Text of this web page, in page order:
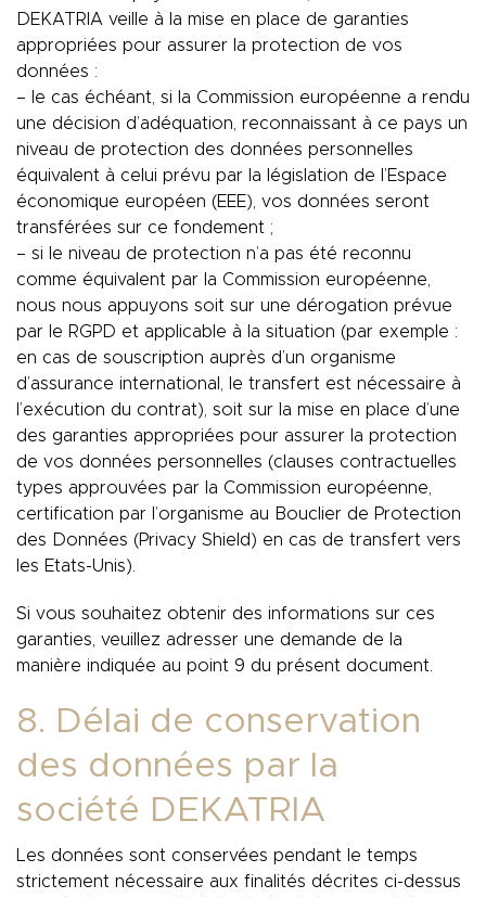
DEKATRIA veille à la mise en place de garanties
appropriées pour assurer la protection de vos
données :
– le cas échéant, si la Commission européenne a rendu
une décision d’adéquation, reconnaissant à ce pays un
niveau de protection des données personnelles
équivalent à celui prévu par la législation de l’Espace
économique européen (EEE), vos données seront
transférées sur ce fondement ;
– si le niveau de protection n’a pas été reconnu
comme équivalent par la Commission européenne,
nous nous appuyons soit sur une dérogation prévue
par le RGPD et applicable à la situation (par exemple :
en cas de souscription auprès d’un organisme
d’assurance international, le transfert est nécessaire à
l’exécution du contrat), soit sur la mise en place d’une
des garanties appropriées pour assurer la protection
de vos données personnelles (clauses contractuelles
types approuvées par la Commission européenne,
certification par l’organisme au Bouclier de Protection
des Données (Privacy Shield) en cas de transfert vers
les Etats-Unis).
Si vous souhaitez obtenir des informations sur ces
garanties, veuillez adresser une demande de la
manière indiquée au point 9 du présent document.
8. Délai de conservation
des données par la
société DEKATRIA
Les données sont conservées pendant le temps
strictement nécessaire aux finalités décrites ci-dessus